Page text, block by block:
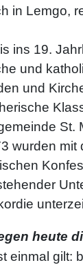
in Lemgo,
ins 19.
und
und
St.
wurden mit
heute
einmal gilt: